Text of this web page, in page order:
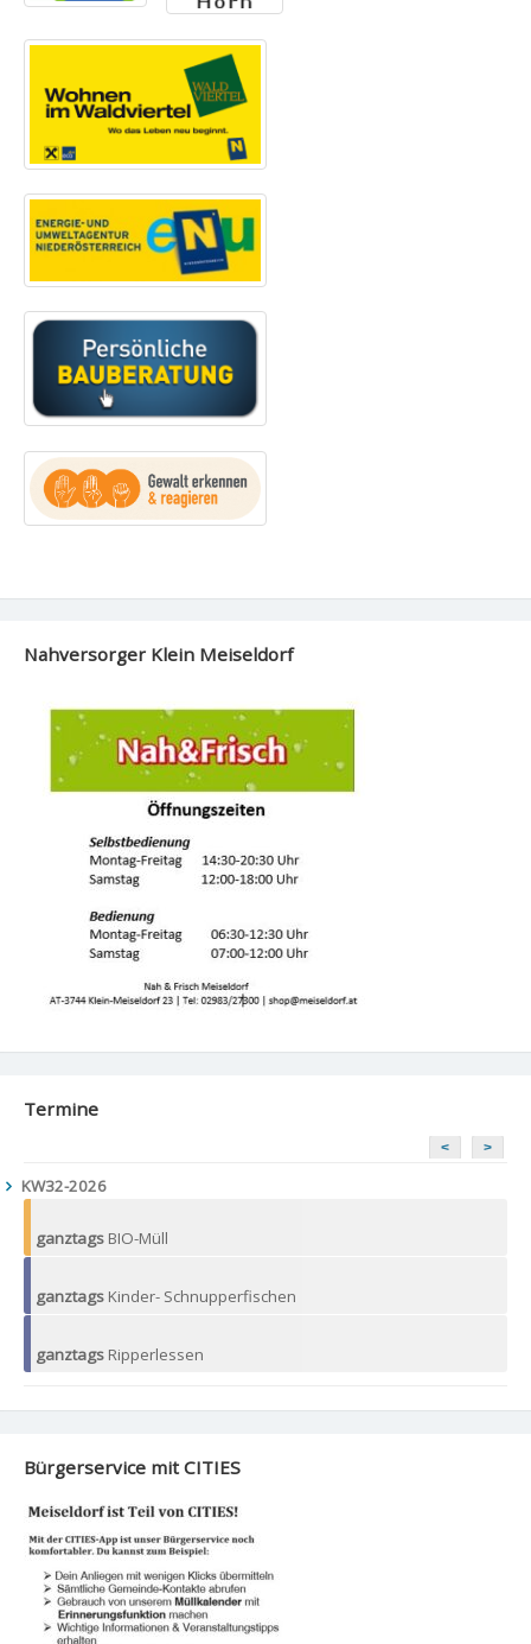
Nahversorger Klein Meiseldorf
Termine
< >
KW32-2026
ganztags BIO-Müll
ganztags Kinder- Schnupperfischen
ganztags Ripperlessen
Bürgerservice mit CITIES